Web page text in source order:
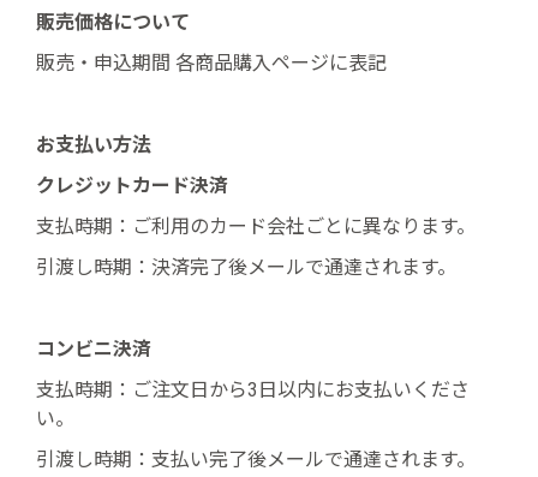
販売価格について
販売・申込期間 各商品購入ページに表記
お支払い方法
クレジットカード決済
支払時期：ご利用のカード会社ごとに異なります。
引渡し時期：決済完了後メールで通達されます。
コンビニ決済
支払時期：ご注文日から3日以内にお支払いくださ
い。
引渡し時期：支払い完了後メールで通達されます。